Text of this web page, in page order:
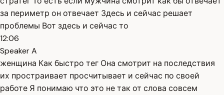
за периметр он отвечает Здесь и сейчас решает
проблемы Вот здесь и сейчас то
12:06
Speaker A
женщина Как быстро тег Она смотрит на последствия
их простраивает просчитывает и сейчас по своей
работе Я понимаю что это не так от слова совсем